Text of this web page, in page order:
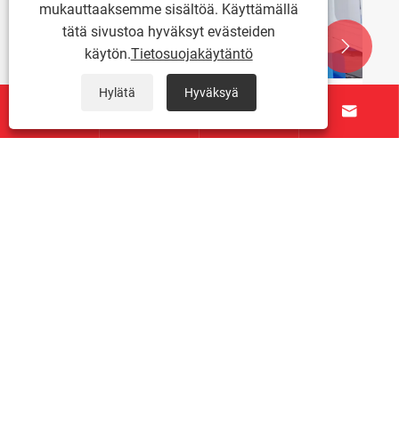
Kuinka paljon syvempi on langan alareiän
halkaisija verrattuna kierteen syvyyteen?

 
mukauttaaksemme sisältöä. Käyttämällä
tätä sivustoa hyväksyt evästeiden
käytön.Tietosuojakäytäntö
Hylätä Hyväksyä